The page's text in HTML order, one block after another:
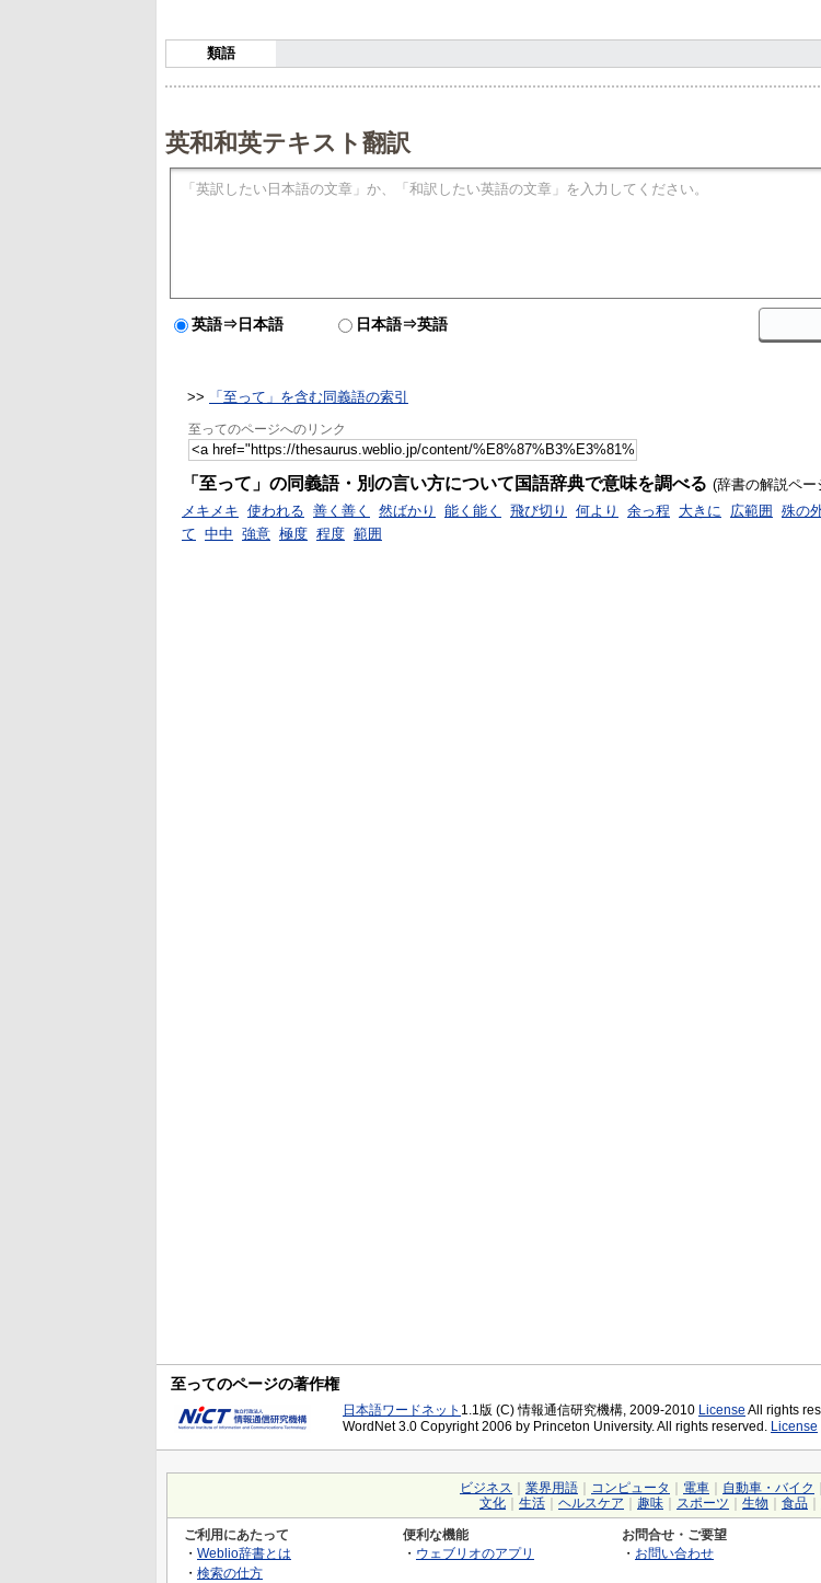
類語
英和和英テキスト翻訳
英語⇒日本語 日本語⇒英語
>> 「至って」を含む同義語の索引
至ってのページへのリンク
「至って」の同義語・別の言い方について国語辞典で意味を調べる (辞書の解説ペ
メキメキ 使われる 善く善く 然ばかり 能く能く 飛び切り 何より 余っ程 大きに 広範囲 殊の
て 中中 強意 極度 程度 範囲
至ってのページの著作権
日本語ワードネット 1.1版 (C) 情報通信研究機構, 2009-2010 License All rights
WordNet 3.0 Copyright 2006 by Princeton University. All rights reserved. License
ビジネス 業界用語 コンピュータ 電車 自動車・バイク
文化
生活 ヘルスケア 趣味 スポーツ 生物 食品
ご利用にあたって
・ Weblio辞書とは
・ 検索の仕方
便利な機能
・ ウェブリオのアプリ
お問合せ・ご要望
・ お問い合わせ